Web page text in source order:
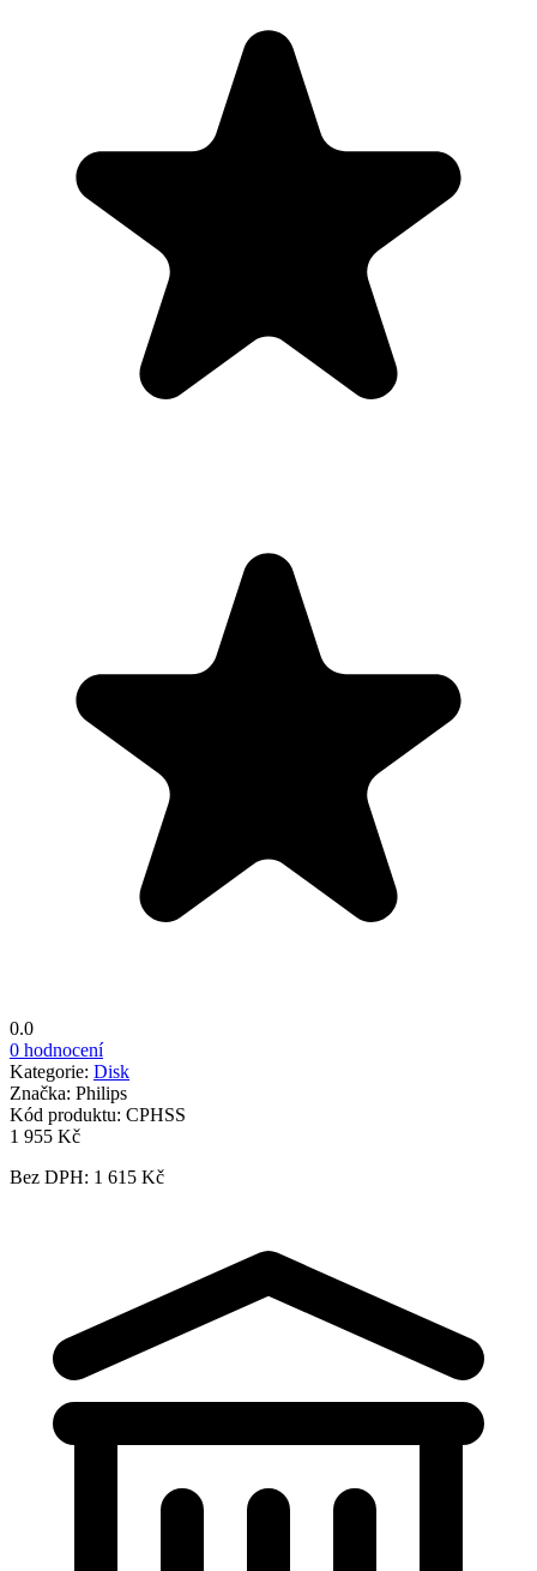
0.0
0 hodnocení
Kategorie: Disk
Značka: Philips
Kód produktu: CPHSS
1 955 Kč
Bez DPH: 1 615 Kč